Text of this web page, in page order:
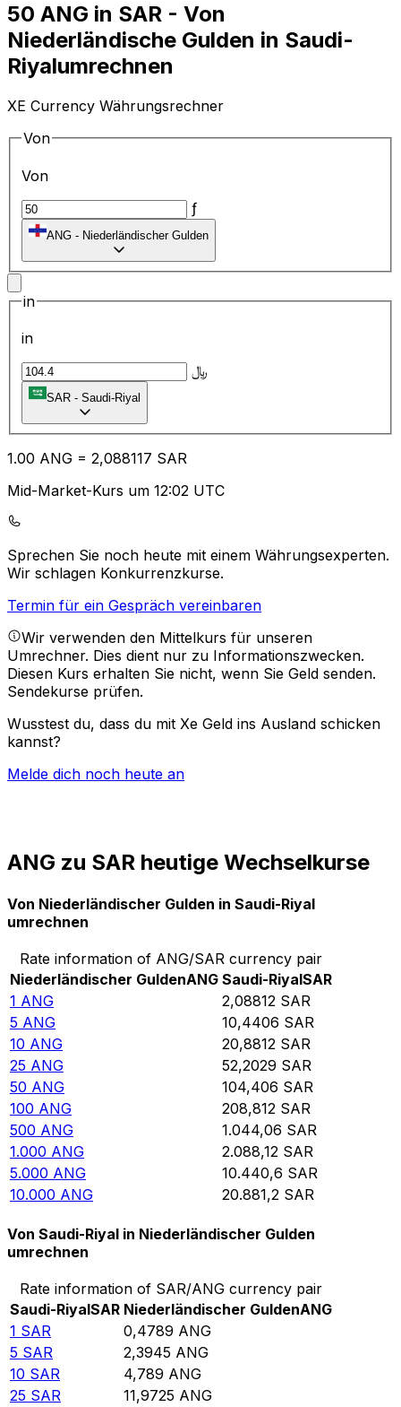
50 ANG in SAR - Von
Niederländische Gulden in Saudi-
Riyalumrechnen
XE Currency Währungsrechner
Von
Von
ƒ
ANG - Niederländischer Gulden
in
in
﷼
SAR - Saudi-Riyal
1.00 ANG = 2,088117 SAR
Mid-Market-Kurs um 12:02 UTC
Sprechen Sie noch heute mit einem Währungsexperten.
Wir schlagen Konkurrenzkurse.
Termin für ein Gespräch vereinbaren
Wir verwenden den Mittelkurs für unseren
Umrechner. Dies dient nur zu Informationszwecken.
Diesen Kurs erhalten Sie nicht, wenn Sie Geld senden.
Sendekurse prüfen.
Wusstest du, dass du mit Xe Geld ins Ausland schicken
kannst?
Melde dich noch heute an
ANG zu SAR heutige Wechselkurse
Von Niederländischer Gulden in Saudi-Riyal
umrechnen
Rate information of ANG/SAR currency pair
Niederländischer GuldenANG Saudi-RiyalSAR
1 ANG 2,08812 SAR
5 ANG 10,4406 SAR
10 ANG 20,8812 SAR
25 ANG 52,2029 SAR
50 ANG 104,406 SAR
100 ANG 208,812 SAR
500 ANG 1.044,06 SAR
1.000 ANG 2.088,12 SAR
5.000 ANG 10.440,6 SAR
10.000 ANG 20.881,2 SAR
Von Saudi-Riyal in Niederländischer Gulden
umrechnen
Rate information of SAR/ANG currency pair
Saudi-RiyalSAR Niederländischer GuldenANG
1 SAR 0,4789 ANG
5 SAR 2,3945 ANG
10 SAR 4,789 ANG
25 SAR 11,9725 ANG